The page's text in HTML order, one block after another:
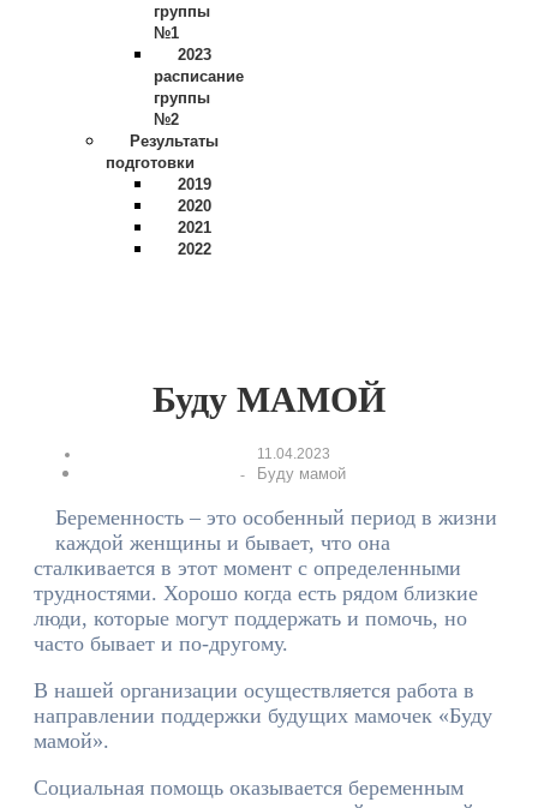
группы
№1
2023
расписание
группы
№2
Результаты
подготовки
2019
2020
2021
2022
Буду МАМОЙ
11.04.2023
-
Буду мамой
Беременность – это особенный период в жизни
каждой женщины и бывает, что она
сталкивается в этот момент с определенными
трудностями. Хорошо когда есть рядом близкие
люди, которые могут поддержать и помочь, но
часто бывает и по-другому.
В нашей организации осуществляется работа в
направлении поддержки будущих мамочек «Буду
мамой».
Социальная помощь оказывается беременным